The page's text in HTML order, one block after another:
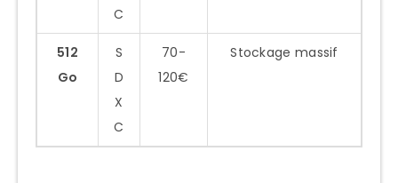
C
512
Go
S
D
X
C
70-
120€
Stockage massif